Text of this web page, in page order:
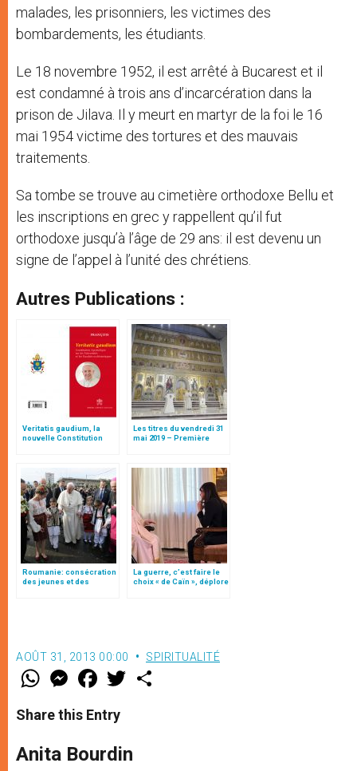
malades, les prisonniers, les victimes des
bombardements, les étudiants.
Le 18 novembre 1952, il est arrêté à Bucarest et il
est condamné à trois ans d’incarcération dans la
prison de Jilava. Il y meurt en martyr de la foi le 16
mai 1954 victime des tortures et des mauvais
traitements.
Sa tombe se trouve au cimetière orthodoxe Bellu et
les inscriptions en grec y rappellent qu’il fut
orthodoxe jusqu’à l’âge de 29 ans: il est devenu un
signe de l’appel à l’unité des chrétiens.
Autres Publications :
Veritatis gaudium, la
nouvelle Constitution
Les titres du vendredi 31
mai 2019 – Première
Roumanie: consécration
des jeunes et des
La guerre, c’est faire le
choix « de Caïn », déplore
AOÛT 31, 2013 00:00 SPIRITUALITÉ
W
t
s
p
p
M
e
s
e
g
e
F
a
e
b
o
k
w
r
Share this Entry
Anita Bourdin